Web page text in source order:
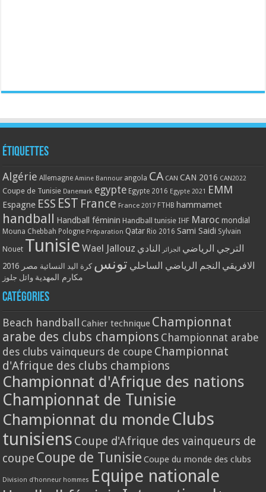
Étiquettes
Algérie Allemagne Amine Bannour angola CA CAN CAN 2016 CAN2022
Coupe de Tunisie Danemark egypte Egypte 2016 Egypte 2021 EMM
Espagne ESS EST France France 2017 FTHB hammamet
handball Handball féminin Handball tunisie IHF Maroc mondial
Mouna Chebbah Pologne Préparation Qatar Rio 2016 Sami Saidi Sylvain
Nouet Tunisie Wael Jallouz الترجي الرياضي الجزائر النادي
الافريقي النجم الرياضي الساحلي تونس كرة اليد النسائية مصر 2016
مكارم المهدية وائل جلوز
Catégories
Beach handball Cahier technique Championnat
arabe des clubs champions Championnat arabe
des clubs vainqueurs de coupe Championnat
d'Afrique des clubs champions
Championnat d'Afrique des nations
Championnat de Tunisie
Championnat du monde Clubs
tunisiens Coupe d'Afrique des vainqueurs de
coupe Coupe de Tunisie Coupe du monde des clubs
Division d'honneur hommes Equipe nationale